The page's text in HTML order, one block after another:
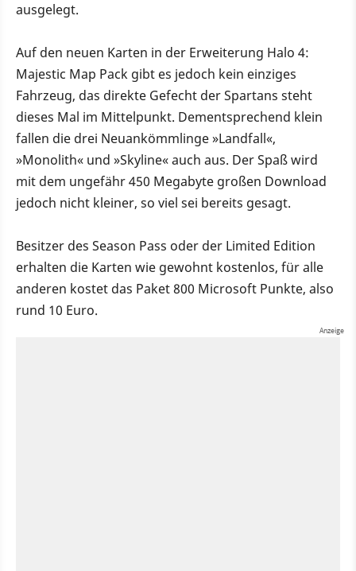
ausgelegt.
Auf den neuen Karten in der Erweiterung Halo 4:
Majestic Map Pack gibt es jedoch kein einziges
Fahrzeug, das direkte Gefecht der Spartans steht
dieses Mal im Mittelpunkt. Dementsprechend klein
fallen die drei Neuankömmlinge »Landfall«,
»Monolith« und »Skyline« auch aus. Der Spaß wird
mit dem ungefähr 450 Megabyte großen Download
jedoch nicht kleiner, so viel sei bereits gesagt.
Besitzer des Season Pass oder der Limited Edition
erhalten die Karten wie gewohnt kostenlos, für alle
anderen kostet das Paket 800 Microsoft Punkte, also
rund 10 Euro.